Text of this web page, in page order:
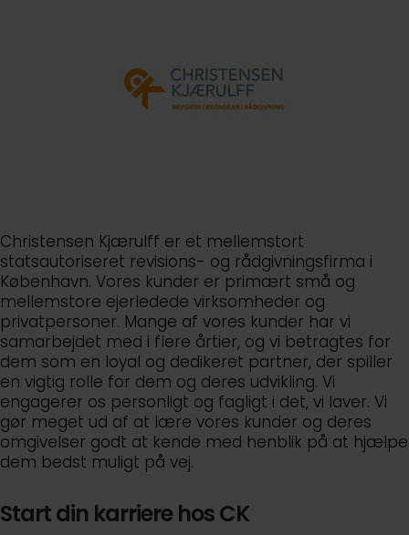
Christensen Kjærulff er et mellemstort
statsautoriseret revisions- og rådgivningsfirma i
København. Vores kunder er primært små og
mellemstore ejerledede virksomheder og
privatpersoner. Mange af vores kunder har vi
samarbejdet med i flere årtier, og vi betragtes for
dem som en loyal og dedikeret partner, der spiller
en vigtig rolle for dem og deres udvikling. Vi
engagerer os personligt og fagligt i det, vi laver. Vi
gør meget ud af at lære vores kunder og deres
omgivelser godt at kende med henblik på at hjælpe
dem bedst muligt på vej.
Start din karriere hos CK